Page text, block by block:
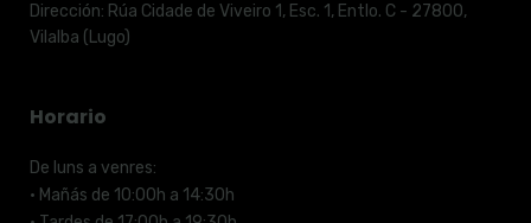
Dirección: Rúa Cidade de Viveiro 1, Esc. 1, Entlo. C - 27800,
Vilalba (Lugo)
Horario
De luns a venres:
· Mañás de 10:00h a 14:30h